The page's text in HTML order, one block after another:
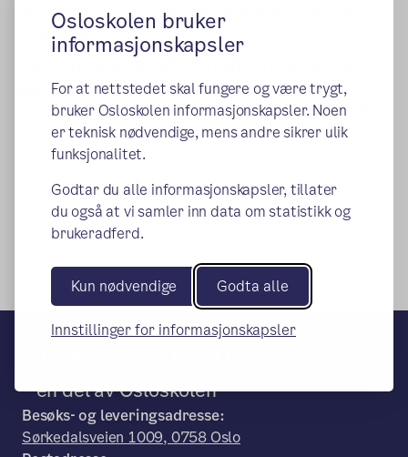
Osloskolen bruker
informasjonskapsler
For at nettstedet skal fungere og være trygt,
bruker Osloskolen informasjonskapsler. Noen
er teknisk nødvendige, mens andre sikrer ulik
funksjonalitet.
Godtar du alle informasjonskapsler, tillater
du også at vi samler inn data om statistikk og
brukeradferd.
Kun nødvendige Godta alle
Innstillinger for informasjonskapsler
Du kan lese mer om priser og søknadsprosessen på
kommunens nettsider.
(ekstern lenke)
Har du spørsmål om utlån og utleie av
skolen?
Kontakt oss hvis du lurer på hvilke rom vi har tilgjengelig.
Du finner vår kontaktinformasjon her.
Publisert:09.06.2015Endret:17.01.2024
– en del av Osloskolen
Besøks- og leveringsadresse:
Sørkedalsveien 1009, 0758 Oslo